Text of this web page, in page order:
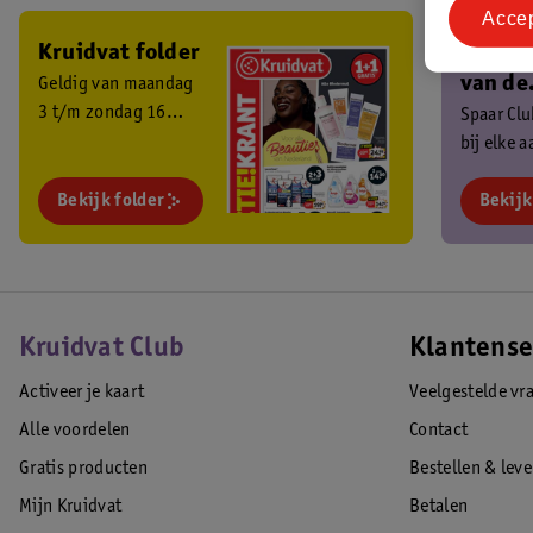
Kruidvat folder
Geldig van maandag
3 t/m zondag 16
Bekijk folder
Ben
van de
Club?
Spaar
bij elke
Kruidvat Club
Activeer je kaart
Alle voordelen
Gratis producten
Mijn Kruidvat
Veelgestelde
Contact
Bestellen &
Betalen